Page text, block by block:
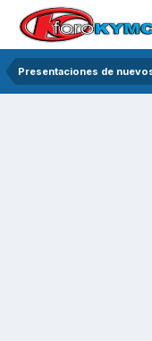
Presentaciones de